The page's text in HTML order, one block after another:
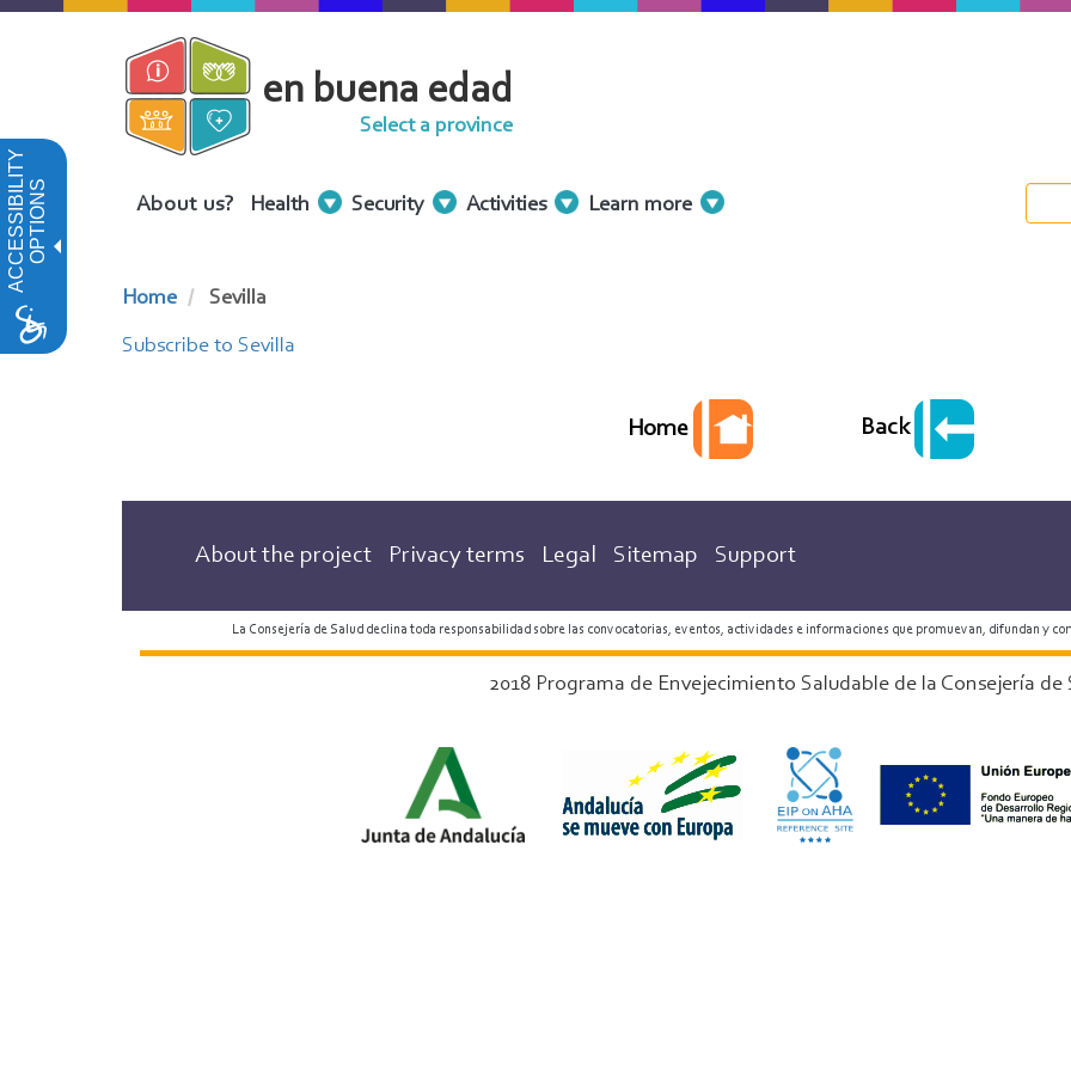
ACCESSIBILITYOPTIONS
Skip
en buena edad
Select a province
Menu
About us? Health Security Activities Learn more
Home Sevilla
Subscribe to Sevilla
Home Back
About the project Privacy terms Legal Sitemap Support
La Consejería de Salud declina toda responsabilidad sobre las convocatorias, eventos, actividades e informaciones que promuevan, difundan y
2018 Programa de Envejecimiento Saludable de la Consejería de